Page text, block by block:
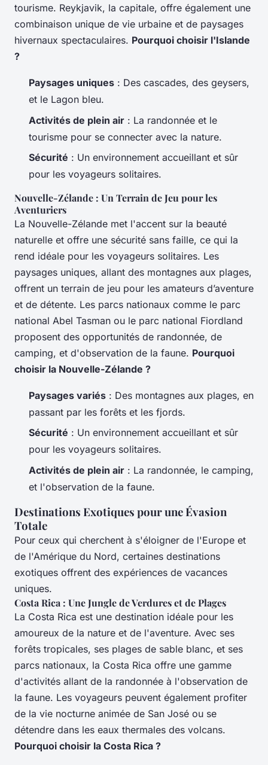
tourisme. Reykjavik, la capitale, offre également une
combinaison unique de vie urbaine et de paysages
hivernaux spectaculaires. Pourquoi choisir l'Islande
?
Paysages uniques : Des cascades, des geysers,
et le Lagon bleu.
Activités de plein air : La randonnée et le
tourisme pour se connecter avec la nature.
Sécurité : Un environnement accueillant et sûr
pour les voyageurs solitaires.
Nouvelle-Zélande : Un Terrain de Jeu pour les
Aventuriers
La Nouvelle-Zélande met l'accent sur la beauté
naturelle et offre une sécurité sans faille, ce qui la
rend idéale pour les voyageurs solitaires. Les
paysages uniques, allant des montagnes aux plages,
offrent un terrain de jeu pour les amateurs d’aventure
et de détente. Les parcs nationaux comme le parc
national Abel Tasman ou le parc national Fiordland
proposent des opportunités de randonnée, de
camping, et d'observation de la faune. Pourquoi
choisir la Nouvelle-Zélande ?
Paysages variés : Des montagnes aux plages, en
passant par les forêts et les fjords.
Sécurité : Un environnement accueillant et sûr
pour les voyageurs solitaires.
Activités de plein air : La randonnée, le camping,
et l'observation de la faune.
Destinations Exotiques pour une Évasion
Totale
Pour ceux qui cherchent à s'éloigner de l'Europe et
de l'Amérique du Nord, certaines destinations
exotiques offrent des expériences de vacances
uniques.
Costa Rica : Une Jungle de Verdures et de Plages
La Costa Rica est une destination idéale pour les
amoureux de la nature et de l'aventure. Avec ses
forêts tropicales, ses plages de sable blanc, et ses
parcs nationaux, la Costa Rica offre une gamme
d'activités allant de la randonnée à l'observation de
la faune. Les voyageurs peuvent également profiter
de la vie nocturne animée de San José ou se
détendre dans les eaux thermales des volcans.
Pourquoi choisir la Costa Rica ?